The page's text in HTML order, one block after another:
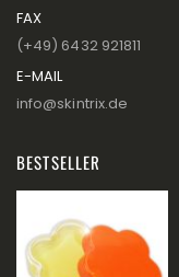
FAX
(+49) 6432 921811
E-MAIL
info@skintrix.de
BESTSELLER